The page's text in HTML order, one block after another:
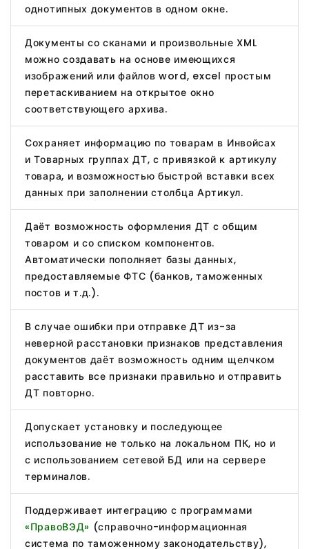
однотипных документов в одном окне.
Документы со сканами и произвольные XML
можно создавать на основе имеющихся
изображений или файлов word, excel простым
перетаскиванием на открытое окно
соответствующего архива.
Сохраняет информацию по товарам в Инвойсах
и Товарных группах ДТ, с привязкой к артикулу
товара, и возможностью быстрой вставки всех
данных при заполнении столбца Артикул.
Даёт возможность оформления ДТ с общим
товаром и со списком компонентов.
Автоматически пополняет базы данных,
предоставляемые ФТС (банков, таможенных
постов и т.д.).
В случае ошибки при отправке ДТ из-за
неверной расстановки признаков представления
документов даёт возможность одним щелчком
расставить все признаки правильно и отправить
ДТ повторно.
Допускает установку и последующее
использование не только на локальном ПК, но и
с использованием сетевой БД или на сервере
терминалов.
Поддерживает интеграцию с программами
«ПравоВЭД» (справочно-информационная
система по таможенному законодательству),